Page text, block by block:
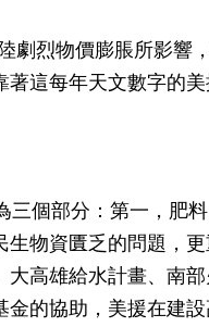
烈物價膨脹所影響
這每年天文數字的美
個部分：第一，肥
物資匱乏的問題，
高雄給水計畫、南
的協助，美援在建